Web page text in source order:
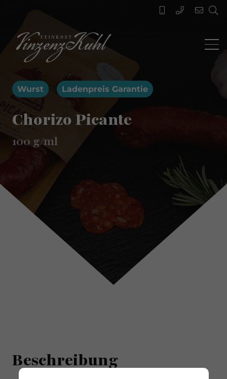
Wurst Ladenpreis Garantie
Chorizo Picante
100 g/ml
Beschreibung